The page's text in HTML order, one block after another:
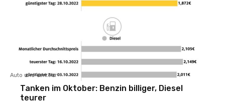
Auto und Verkehr
Tanken im Oktober: Benzin billiger, Diesel
teurer